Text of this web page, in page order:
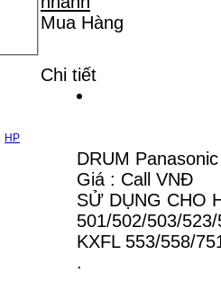
HP
Mua Hàng
Chi tiết
DRUM
Giá : Call VNĐ
SỬ DỤNG CHO
501/502/503/
KXFL 553/558/
.